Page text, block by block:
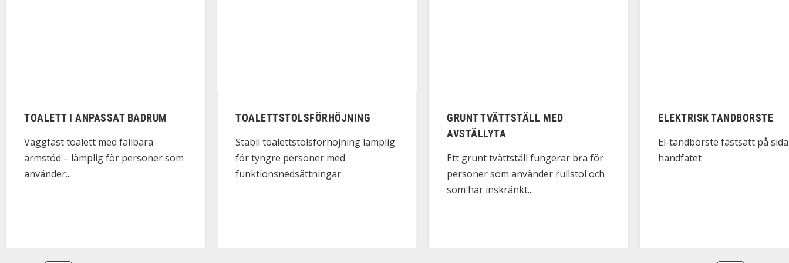
TOALETT I ANPASSAT BADRUM
Väggfast toalett med fällbara
armstöd – lämplig för personer som
använder...
TOALETTSTOLSFÖRHÖJNING
Stabil toalettstolsförhöjning lämplig
för tyngre personer med
funktionsnedsättningar
GRUNT TVÄTTSTÄLL MED
AVSTÄLLYTA
Ett grunt tvättställ fungerar bra för
personer som använder rullstol och
som har inskränkt...
ELEKTRISK TANDBORSTE
El-tandborste fastsatt på
handfatet